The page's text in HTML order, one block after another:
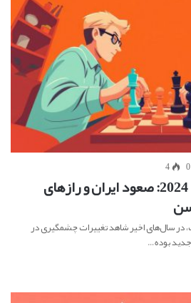
0
4
رنکینگ جهانی شطرنج 2024: صعود ایران و رازهای
در سال‌های اخیر شاهد تغییرات چشمگیری در
بوده…